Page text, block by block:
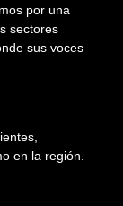
por una
sectores
sus voces
en la región.